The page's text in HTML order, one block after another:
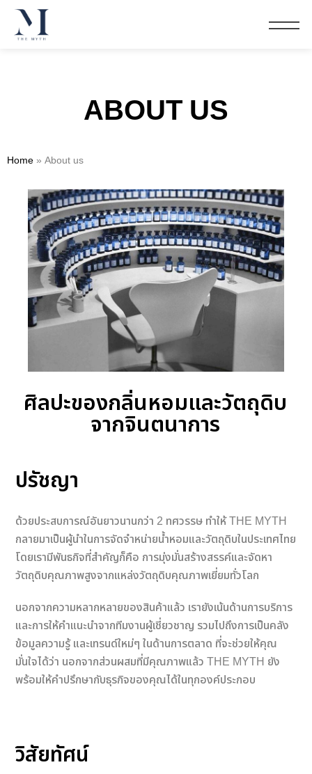
ABOUT US
Home » About us
ศิลปะของกลิ่นหอมและวัตถุดิบ
จากจินตนาการ
ปรัชญา
ด้วยประสบการณ์อันยาวนานกว่า 2 ทศวรรษ ทำให้ THE MYTH
กลายมาเป็นผู้นำในการจัดจำหน่ายน้ำหอมและวัตถุดิบในประเทศไทย
โดยเรามีพันธกิจที่สำคัญก็คือ การมุ่งมั่นสร้างสรรค์และจัดหา
วัตถุดิบคุณภาพสูงจากแหล่งวัตถุดิบคุณภาพเยี่ยมทั่วโลก
นอกจากความหลากหลายของสินค้าแล้ว เรายังเน้นด้านการบริการ
และการให้คำแนะนำจากทีมงานผู้เชี่ยวชาญ รวมไปถึงการเป็นคลัง
ข้อมูลความรู้ และเทรนด์ใหม่ๆ ในด้านการตลาด ที่จะช่วยให้คุณ
มั่นใจได้ว่า นอกจากส่วนผสมที่มีคุณภาพแล้ว THE MYTH ยัง
พร้อมให้คำปรึกษากับธุรกิจของคุณได้ในทุกองค์ประกอบ
วิสัยทัศน์